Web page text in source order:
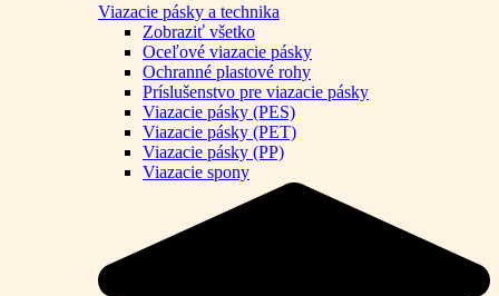
Viazacie pásky a technika
Zobraziť všetko
Oceľové viazacie pásky
Ochranné plastové rohy
Príslušenstvo pre viazacie pásky
Viazacie pásky (PES)
Viazacie pásky (PET)
Viazacie pásky (PP)
Viazacie spony